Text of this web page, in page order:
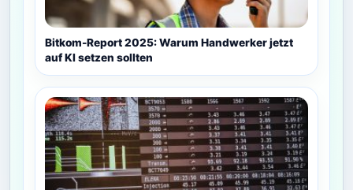
Bitkom-Report 2025: Warum Handwerker jetzt
auf KI setzen sollten